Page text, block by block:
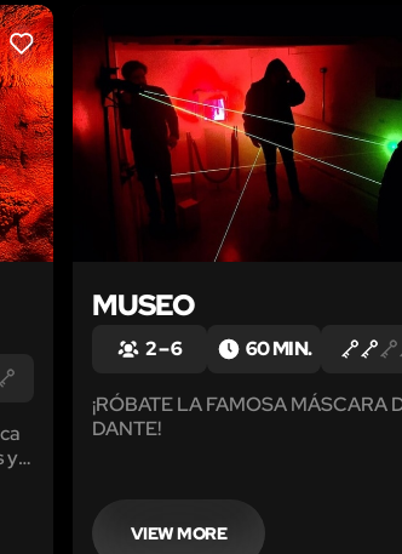
LIKE
y
MUSEO
2 – 6 60 MIN.
¡RÓBATE LA FAMOSA MÁSCARA
DANTE!
VIEW MORE